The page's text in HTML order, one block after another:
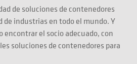
de soluciones de contenedores
de industrias en todo el mundo. Y
encontrar el socio adecuado, con
soluciones de contenedores para